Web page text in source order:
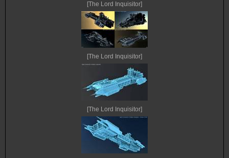
[The Lord Inquisitor]
[The Lord Inquisitor]
[The Lord Inquisitor]